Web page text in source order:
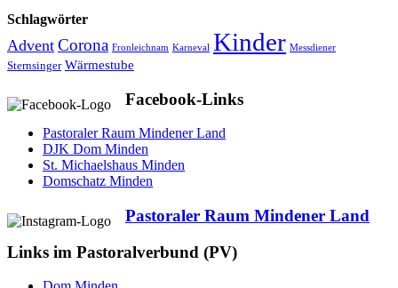
Schlagwörter
Advent Corona Fronleichnam Karneval Kinder Messdiener
Sternsinger Wärmestube
Facebook-Links
Pastoraler Raum Mindener Land
DJK Dom Minden
St. Michaelshaus Minden
Domschatz Minden
Pastoraler Raum Mindener Land
Links im Pastoralverbund (PV)